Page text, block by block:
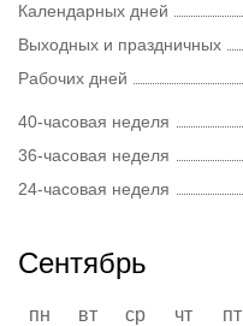
Календарных дней
Выходных и праздничных
Рабочих дней
40-часовая неделя
36-часовая неделя
24-часовая неделя
Сентябрь
пн вт ср чт пт